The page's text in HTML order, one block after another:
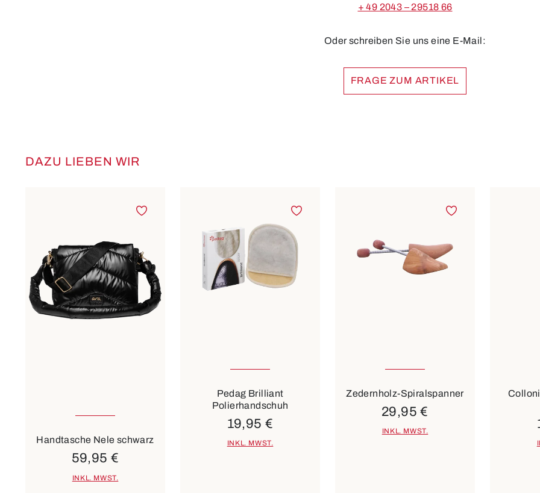
+ 49 2043 – 29518 66
Oder schreiben Sie uns eine E-Mail:
FRAGE ZUM ARTIKEL
Produktgalerie überspringen
DAZU LIEBEN WIR
rot beige
Handtasche Nele schwarz
59,95 €
INKL. MWST.
Pedag Brilliant
Polierhandschuh
19,95 €
INKL. MWST.
Zedernholz-Spiralspanner
29,95 €
INKL. MWST.